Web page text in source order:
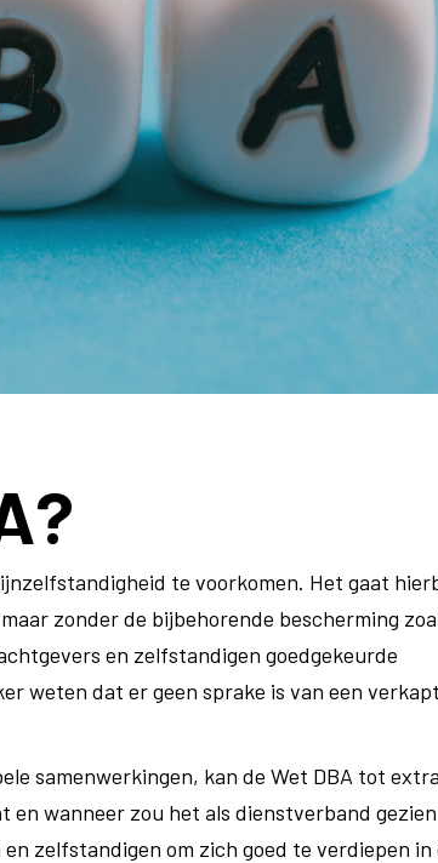
te voorkomen. Het gaat
zonder de bijbehorende bescherming
en zelfstandigen goedgekeurde
weten dat er geen sprake is van een verkapt
samenwerkingen, kan de Wet DBA tot
en wanneer zou het als dienstverband
zelfstandigen om zich goed te verdiepen in